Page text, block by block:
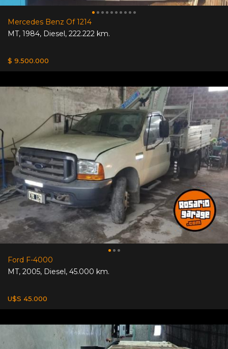
Mercedes Benz Of 1214
MT, 1984, Diesel, 222.222 km.
$ 9.500.000
Ford F-4000
MT, 2005, Diesel, 45.000 km.
U$S 45.000